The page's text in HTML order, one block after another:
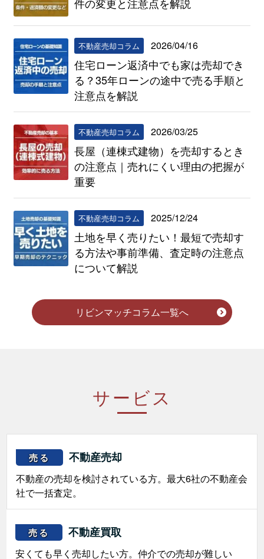
不動産売却コラム 2026/04/16
住宅ローン返済中でも家は売却でき
る？35年ローンの途中で売る手順と
注意点を解説
不動産売却コラム 2026/03/25
長屋（連棟式建物）を売却するとき
の注意点｜売れにくい理由の把握が
重要
不動産売却コラム 2025/12/24
土地を早く売りたい！最短で売却す
る方法や事前準備、査定時の注意点
について解説
リビンマッチコラム一覧へ
サービス
売る 不動産売却
不動産の売却を検討されている方。最大6社の不動産会
社で一括査定。
売る 不動産買取
安くても早く売却したい方。仲介での売却が難しい